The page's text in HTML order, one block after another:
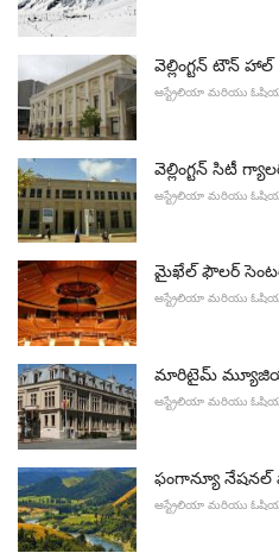
వెల్లింగ్టన్ టౌన్ హాల్
ఆస్ట్రేలియా మరియు
వెల్లింగ్టన్ సిటీ
ఆస్ట్రేలియా మరియు
మైఖేల్ ఫౌలర్
ఆస్ట్రేలియా మరియు
మారిటైమ్ మ్యూజియం
ఆస్ట్రేలియా మరియు
ఫంగాన్యూ నేషనల్
ఆస్ట్రేలియా మరియు